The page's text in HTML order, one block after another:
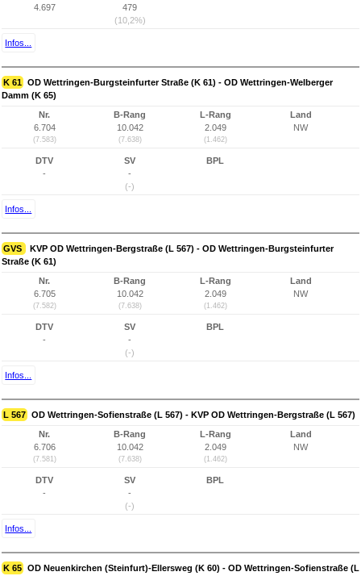
4.697
479
(10,2%)
Infos...
K 61 OD Wettringen-Burgsteinfurter Straße (K 61) - OD Wettringen-Welberger
Damm (K 65)
Nr.
6.704
(7.583)
B-Rang
10.042
(7.638)
L-Rang
2.049
(1.462)
Land
NW
DTV
-
SV
-
(-)
BPL
Infos...
GVS
KVP OD Wettringen-Bergstraße (L 567) - OD Wettringen-Burgsteinfurter
Straße (K 61)
Nr.
6.705
(7.582)
B-Rang
10.042
(7.638)
L-Rang
2.049
(1.462)
Land
NW
DTV
-
SV
-
(-)
BPL
Infos...
L 567 OD Wettringen-Sofienstraße (L 567) - KVP OD Wettringen-Bergstraße (L 567)
Nr.
6.706
(7.581)
B-Rang
10.042
(7.638)
L-Rang
2.049
(1.462)
Land
NW
DTV
-
SV
-
(-)
BPL
Infos...
K 65 OD Neuenkirchen (Steinfurt)-Ellersweg (K 60) - OD Wettringen-Sofienstraße (L